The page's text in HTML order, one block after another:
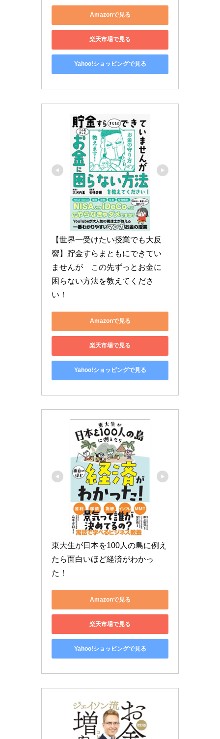
Amazonで見る
楽天市場で見る
Yahoo!ショッピングで見る
【世界一受けたい授業でも大反
響】貯金すらまともにできてい
ませんが　この先ずっとお金に
困らない方法を教えてくださ
い！
Amazonで見る
楽天市場で見る
Yahoo!ショッピングで見る
東大生が日本を100人の島に例え
たら面白いほど経済がわかっ
た！
Amazonで見る
楽天市場で見る
Yahoo!ショッピングで見る